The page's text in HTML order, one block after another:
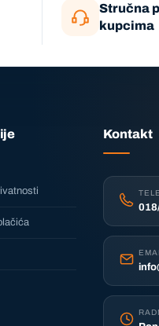
Stručna
kupcima
Kontakt